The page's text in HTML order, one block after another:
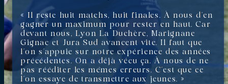
« Il reste huit matchs, huit finales. À nous d’en
gagner un maximum pour rester en haut. Car
devant nous, Lyon La Duchère, Marignane
Gignac et Jura Sud avancent vite. Il faut que
l’on s’appuie sur notre expérience des années
précédentes. On a déjà vécu ça. À nous de ne
pas rééditer les mêmes erreurs. C’est que ce
l’on essaye de transmettre aux jeunes. »